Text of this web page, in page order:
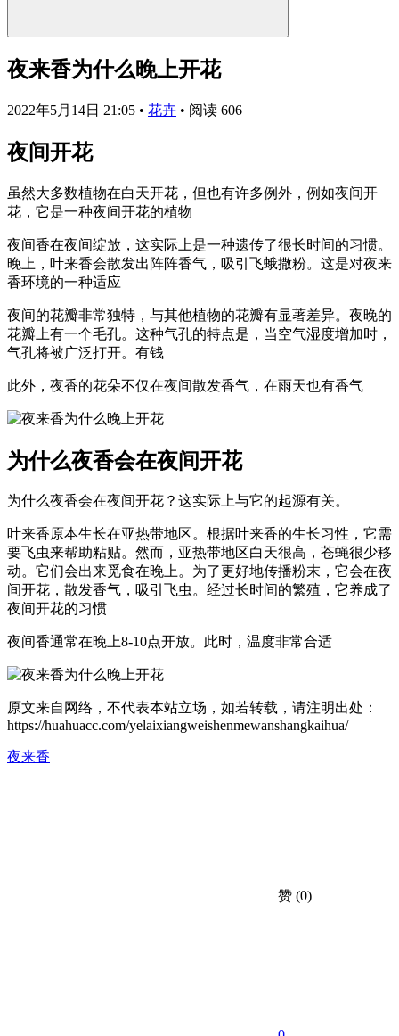
夜来香为什么晚上开花
2022年5月14日 21:05 • 花卉 • 阅读 606
夜间开花
虽然大多数植物在白天开花，但也有许多例外，例如夜间开
花，它是一种夜间开花的植物
夜间香在夜间绽放，这实际上是一种遗传了很长时间的习惯。
晚上，叶来香会散发出阵阵香气，吸引飞蛾撒粉。这是对夜来
香环境的一种适应
夜间的花瓣非常独特，与其他植物的花瓣有显著差异。夜晚的
花瓣上有一个毛孔。这种气孔的特点是，当空气湿度增加时，
气孔将被广泛打开。有钱
此外，夜香的花朵不仅在夜间散发香气，在雨天也有香气
为什么夜香会在夜间开花
为什么夜香会在夜间开花？这实际上与它的起源有关。
叶来香原本生长在亚热带地区。根据叶来香的生长习性，它需
要飞虫来帮助粘贴。然而，亚热带地区白天很高，苍蝇很少移
动。它们会出来觅食在晚上。为了更好地传播粉末，它会在夜
间开花，散发香气，吸引飞虫。经过长时间的繁殖，它养成了
夜间开花的习惯
夜间香通常在晚上8-10点开放。此时，温度非常合适
原文来自网络，不代表本站立场，如若转载，请注明出处：
https://huahuacc.com/yelaixiangweishenmewanshangkaihua/
夜来香
赞 (0)